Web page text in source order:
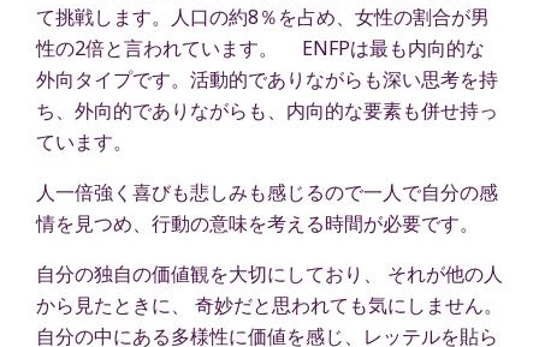
て挑戦します。人口の約8％を占め、女性の割合が男
性の2倍と言われています。 ENFPは最も内向的な
外向タイプです。活動的でありながらも深い思考を持
ち、外向的でありながらも、内向的な要素も併せ持っ
ています。
人一倍強く喜びも悲しみも感じるので一人で自分の感
情を見つめ、行動の意味を考える時間が必要です。
自分の独自の価値観を大切にしており、 それが他の人
から見たときに、 奇妙だと思われても気にしません。
自分の中にある多様性に価値を感じ、レッテルを貼ら